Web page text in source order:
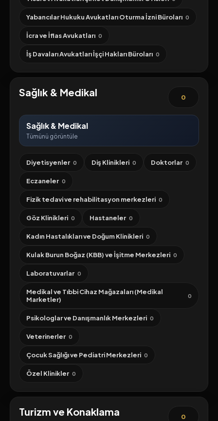
Yabancılar Hukuku Avukatları Oturma İzni Büroları 0
İcra ve İflas Avukatları 0
İş Davaları Avukatları İşçi Hakları Büroları 0
Sağlık & Medikal 0
Sağlık & Medikal
Tümünü görüntüle
Diyetisyenler 0 Diş Klinikleri 0 Doktorlar 0
Eczaneler 0
Fizik tedavi ve rehabilitasyon merkezleri 0
Göz Klinikleri 0 Hastaneler 0
Kadın Hastalıkları ve Doğum Klinikleri 0
Kulak Burun Boğaz (KBB) ve İşitme Merkezleri 0
Laboratuvarlar 0
Medikal ve Tıbbi Cihaz Mağazaları (Medikal
Marketler)
0
Psikologlar ve Danışmanlık Merkezleri 0
Veterinerler 0
Çocuk Sağlığı ve Pediatri Merkezleri 0
Özel Klinikler 0
Turizm ve Konaklama 0